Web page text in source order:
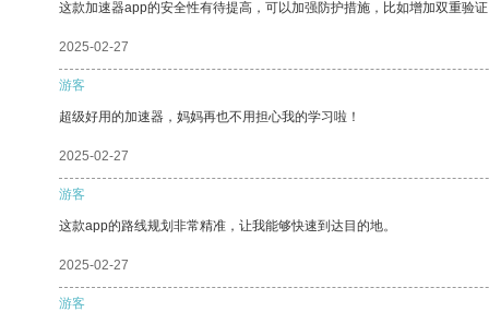
这款加速器app的安全性有待提高，可以加强防护措施，比如增加双重验
2025-02-27
游客
超级好用的加速器，妈妈再也不用担心我的学习啦！
2025-02-27
游客
这款app的路线规划非常精准，让我能够快速到达目的地。
2025-02-27
游客